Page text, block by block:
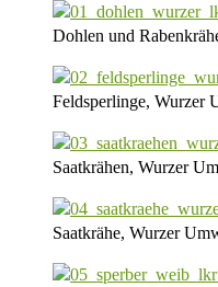
Dohlen und
Feldsperlinge, Wurzer
Saatkrähen, Wurzer
Saatkrähe, Wurzer